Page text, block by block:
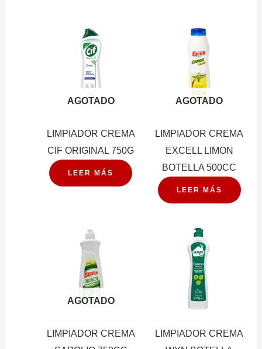
80ML
cantidad
AGOTADO
LIMPIADOR CREMA
CIF ORIGINAL 750G
LEER MÁS
AGOTADO
LIMPIADOR CREMA
EXCELL LIMON
BOTELLA 500CC
LEER MÁS
AGOTADO
LIMPIADOR CREMA
LIMPIADOR CREMA